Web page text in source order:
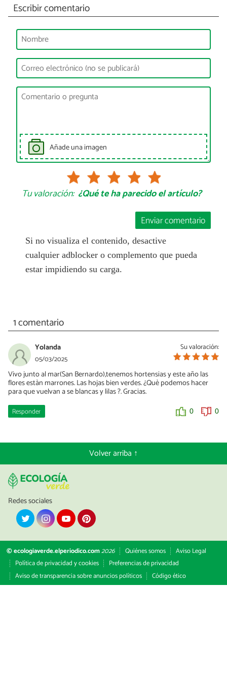
Escribir comentario
Añade una imagen
Tu valoración: ¿Qué te ha parecido el artículo?
Enviar comentario
Si no visualiza el contenido, desactive
cualquier adblocker o complemento que pueda
estar impidiendo su carga.
1 comentario
Su valoración:
Yolanda
05/03/2025
Vivo junto al mar(San Bernardo),tenemos hortensias y este año las
flores estàn marrones. Las hojas bien verdes. ¿Què podemos hacer
para que vuelvan a se blancas y lilas ?. Gracias.
Responder 0 0
Volver arriba ↑
Redes sociales
© ecologiaverde.elperiodico.com2026 Quiénes somos
Aviso Legal
Política de privacidad y cookies
Preferencias de privacidad
Aviso de transparencia sobre anuncios políticos
Código ético